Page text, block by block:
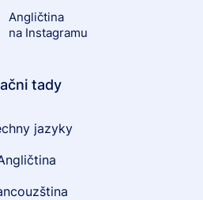
Angličtina
na Instagramu
tady
jazyky